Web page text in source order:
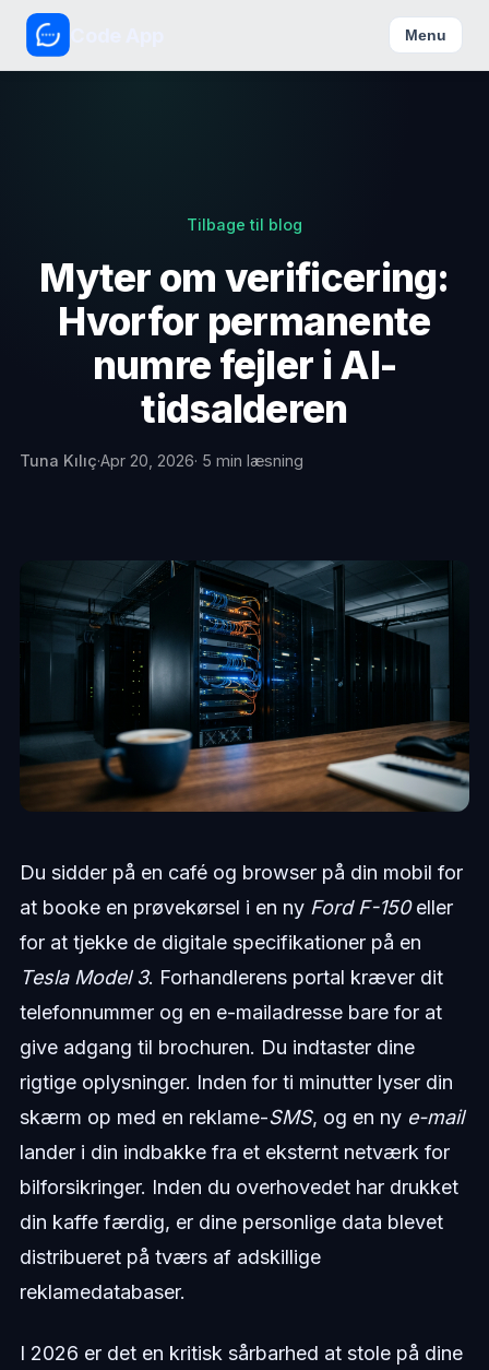
Menu
Tilbage til blog
Myter om verificering:
Hvorfor permanente
numre fejler i AI-
tidsalderen
Tuna Kılıç·Apr 20, 2026· 5 min læsning
Du sidder på en café og browser på din mobil for
at booke en prøvekørsel i en ny Ford F-150eller
for at tjekke de digitale specifikationer på en
Tesla Model 3. Forhandlerens portal kræver dit
telefonnummer og en e-mailadresse bare for at
give adgang til brochuren. Du indtaster dine
rigtige oplysninger. Inden for ti minutter lyser din
skærm op med en reklame-SMS, og en ny e-mail
lander i din indbakke fra et eksternt netværk for
bilforsikringer. Inden du overhovedet har drukket
din kaffe færdig, er dine personlige data blevet
distribueret på tværs af adskillige
reklamedatabaser.
I 2026 er det en kritisk sårbarhed at stole på dine